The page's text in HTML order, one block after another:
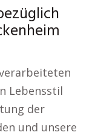
Lebensstil
der
und unsere